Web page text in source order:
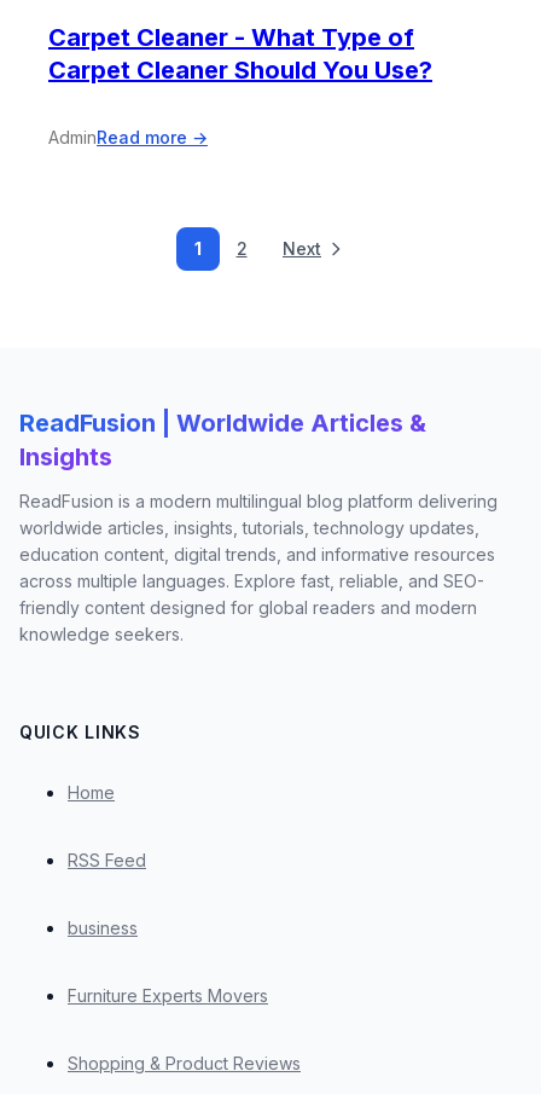
Carpet Cleaner - What Type of
Carpet Cleaner Should You Use?
AdminRead more →
1 2 Next
ReadFusion | Worldwide Articles &
Insights
ReadFusion is a modern multilingual blog platform delivering
worldwide articles, insights, tutorials, technology updates,
education content, digital trends, and informative resources
across multiple languages. Explore fast, reliable, and SEO-
friendly content designed for global readers and modern
knowledge seekers.
QUICK LINKS
Home
RSS Feed
business
Furniture Experts Movers
Shopping & Product Reviews